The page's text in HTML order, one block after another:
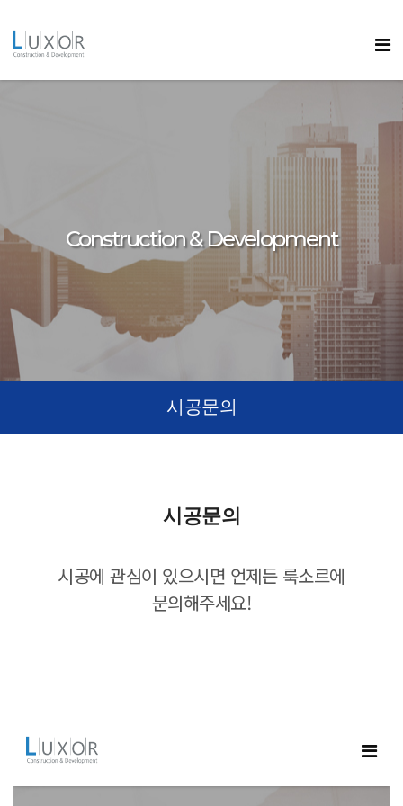
바로가기
Construction & Development
시공문의
시공문의
시공에 관심이 있으시면 언제든 룩소르에
문의해주세요!